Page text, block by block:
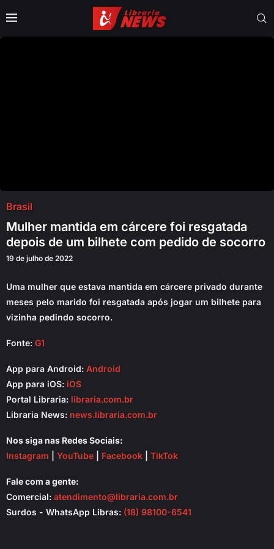
Brasil
Mulher mantida em cárcere foi resgatada
depois de um bilhete com pedido de socorro
19 de julho de 2022
Uma mulher que estava mantida em cárcere privado durante
meses pelo marido foi resgatada após jogar um bilhete para
vizinha pedindo socorro.
Fonte: G1
App para Android: Android
App para iOS: iOS
Portal Libraria: libraria.com.br
Libraria News: news.libraria.com.br
Nos siga nas Redes Sociais:
Instagram
YouTube Facebook TikTok
Fale com a gente:
Comercial: atendimento@libraria.com.br
Surdos - WhatsApp Libras: (18) 98100-6541